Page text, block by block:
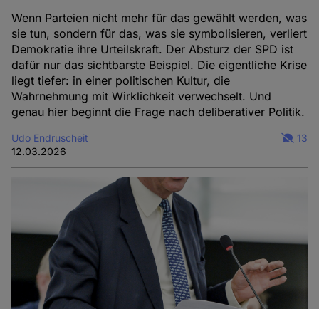
Wenn Parteien nicht mehr für das gewählt werden, was
sie tun, sondern für das, was sie symbolisieren, verliert
Demokratie ihre Urteilskraft. Der Absturz der SPD ist
dafür nur das sichtbarste Beispiel. Die eigentliche Krise
liegt tiefer: in einer politischen Kultur, die
Wahrnehmung mit Wirklichkeit verwechselt. Und
genau hier beginnt die Frage nach deliberativer Politik.
Udo Endruscheit
12.03.2026
13